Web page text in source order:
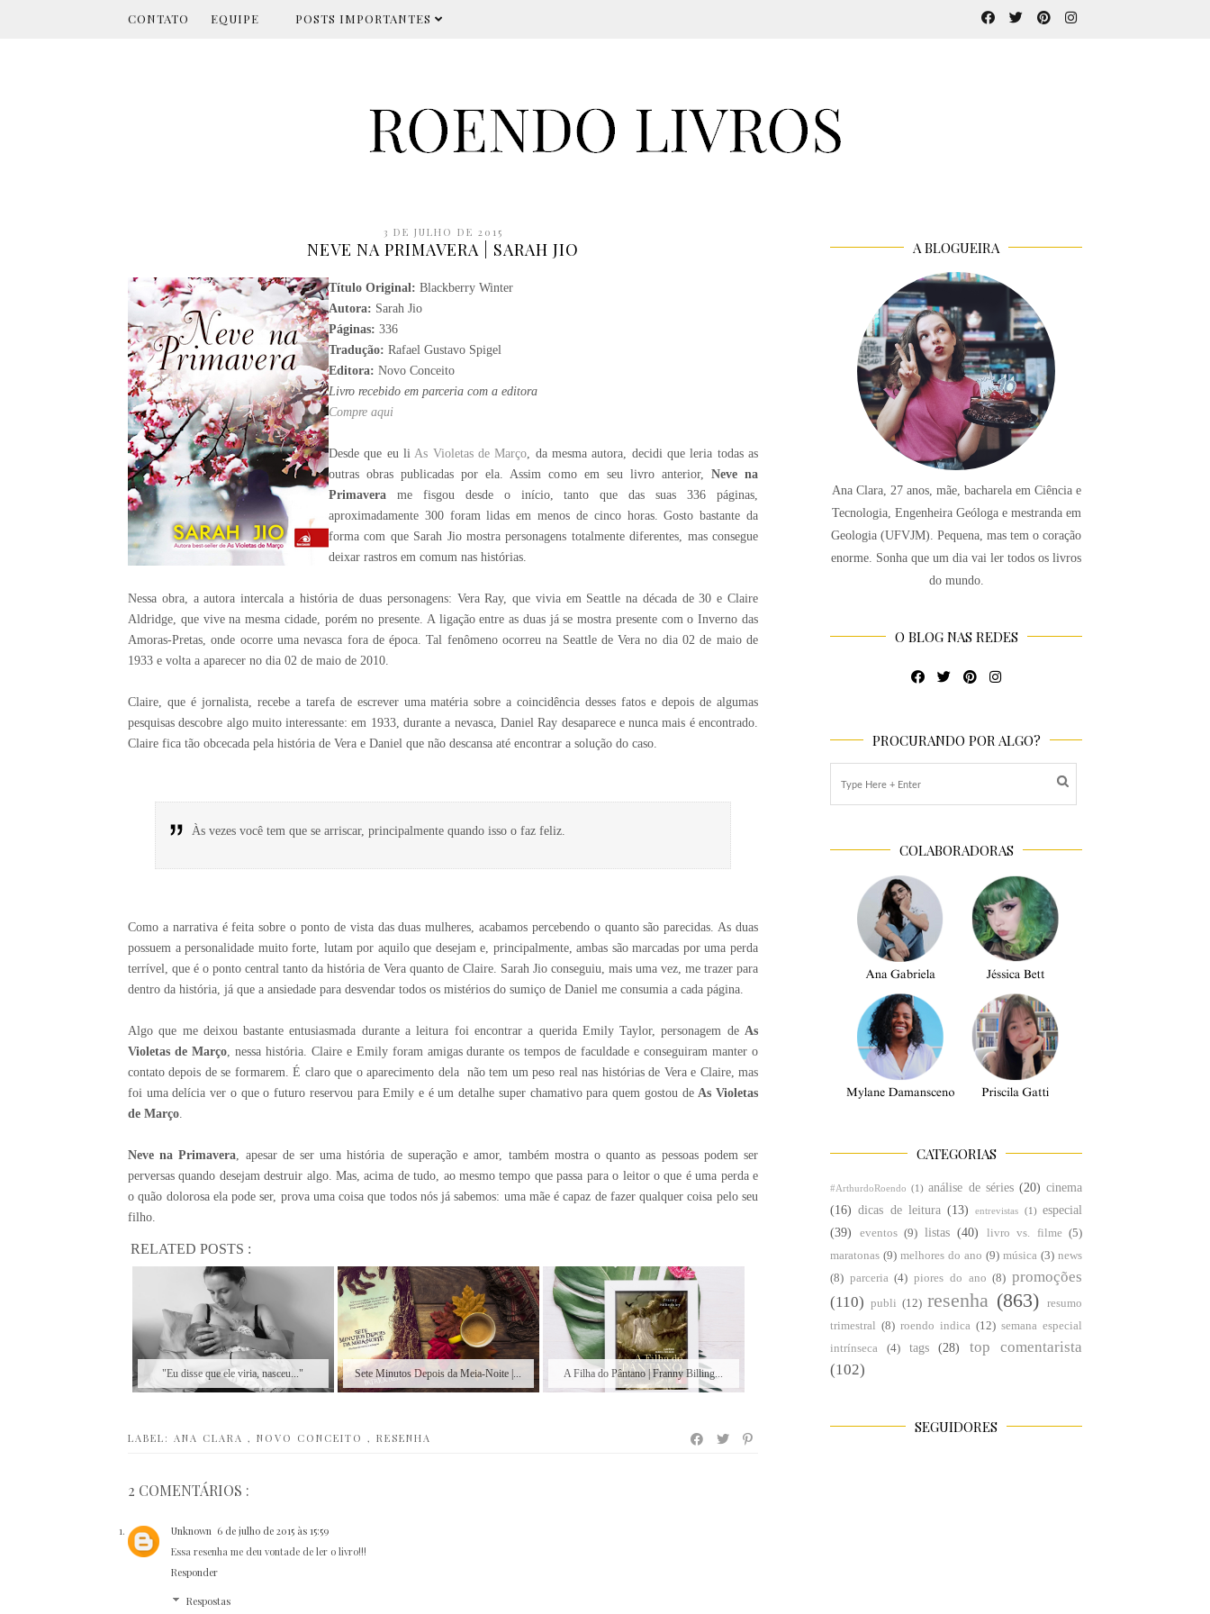
CONTATO EQUIPE POSTS IMPORTANTES
3 DE JULHO DE 2015
NEVE NA PRIMAVERA | SARAH JIO
Título Original: Blackberry Winter
Autora: Sarah Jio
Páginas: 336
Tradução: Rafael Gustavo Spigel
Editora: Novo Conceito
Livro recebido em parceria com a editora
Compre aqui
Desde que eu li As Violetas de Março , da mesma autora, decidi que leria todas as
outras obras publicadas por ela. Assim como em seu livro anterior, Neve na
Primavera me fisgou desde o início, tanto que das suas 336 páginas,
aproximadamente 300 foram lidas em menos de cinco horas. Gosto bastante da
forma com que Sarah Jio mostra personagens totalmente diferentes, mas consegue
deixar rastros em comum nas histórias.
Nessa obra, a autora intercala a história de duas personagens: Vera Ray, que vivia em Seattle na década de 30 e Claire
Aldridge, que vive na mesma cidade, porém no presente. A ligação entre as duas já se mostra presente com o Inverno das
Amoras-Pretas, onde ocorre uma nevasca fora de época. Tal fenômeno ocorreu na Seattle de Vera no dia 02 de maio de
1933 e volta a aparecer no dia 02 de maio de 2010.
Claire, que é jornalista, recebe a tarefa de escrever uma matéria sobre a coincidência desses fatos e depois de algumas
pesquisas descobre algo muito interessante: em 1933, durante a nevasca, Daniel Ray desaparece e nunca mais é encontrado.
Claire fica tão obcecada pela história de Vera e Daniel que não descansa até encontrar a solução do caso.
Às vezes você tem que se arriscar, principalmente quando isso o faz feliz.
Como a narrativa é feita sobre o ponto de vista das duas mulheres, acabamos percebendo o quanto são parecidas. As duas
possuem a personalidade muito forte, lutam por aquilo que desejam e, principalmente, ambas são marcadas por uma perda
terrível, que é o ponto central tanto da história de Vera quanto de Claire. Sarah Jio conseguiu, mais uma vez, me trazer para
dentro da história, já que a ansiedade para desvendar todos os mistérios do sumiço de Daniel me consumia a cada página.
Algo que me deixou bastante entusiasmada durante a leitura foi encontrar a querida Emily Taylor, personagem de As
Violetas de Março, nessa história. Claire e Emily foram amigas durante os tempos de faculdade e conseguiram manter o
contato depois de se formarem. É claro que o aparecimento dela não tem um peso real nas histórias de Vera e Claire, mas
foi uma delícia ver o que o futuro reservou para Emily e é um detalhe super chamativo para quem gostou de As Violetas
de Março
Neve na Primavera , apesar de ser uma história de superação e amor, também mostra o quanto as pessoas podem ser
perversas quando desejam destruir algo. Mas, acima de tudo, ao mesmo tempo que passa para o leitor o que é uma perda e
o quão dolorosa ela pode ser, prova uma coisa que todos nós já sabemos: uma mãe é capaz de fazer qualquer coisa pelo seu
filho.
RELATED POSTS :
"Eu disse que ele viria, nasceu..." Sete Minutos Depois da Meia-Noite |... A Filha do Pântano | Franny Billing...
LABEL: ANA CLARA , NOVO CONCEITO , RESENHA
2 COMENTÁRIOS :
Unknown 6 de julho de 2015 às 15:59
Essa resenha me deu vontade de ler o livro!!!
Responder
Respostas
A BLOGUEIRA
Ana Clara, 27 anos, mãe, bacharela em Ciência e
Tecnologia, Engenheira Geóloga e mestranda em
Geologia (UFVJM). Pequena, mas tem o coração
enorme. Sonha que um dia vai ler todos os livros
do mundo.
O BLOG NAS REDES
PROCURANDO POR ALGO?
COLABORADORAS
CATEGORIAS
#ArthurdoRoendo (1) análise de séries (20) cinema
(16) dicas de leitura (13) entrevistas (1) especial
(39)
eventos (9) listas (40) livro vs. filme (5)
maratonas (9) melhores do ano (9) música (3) news
(8) parceria (4) piores do ano (8) promoções
(110) publi (12) resenha (863)
resumo
trimestral (8) roendo indica (12) semana especial
intrínseca
(4) tags (28)
top comentarista
(102)
SEGUIDORES